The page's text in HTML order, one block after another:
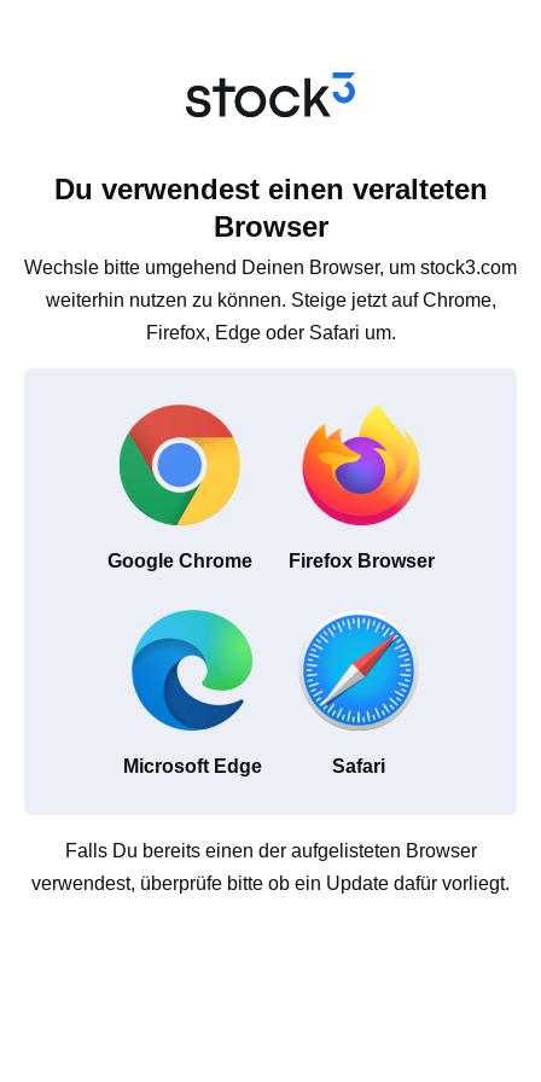
Du verwendest einen veralteten
Browser
Wechsle bitte umgehend Deinen Browser, um stock3.com
weiterhin nutzen zu können. Steige jetzt auf Chrome,
Firefox, Edge oder Safari um.
Google Chrome Firefox Browser
Microsoft Edge Safari
Falls Du bereits einen der aufgelisteten Browser
verwendest, überprüfe bitte ob ein Update dafür vorliegt.